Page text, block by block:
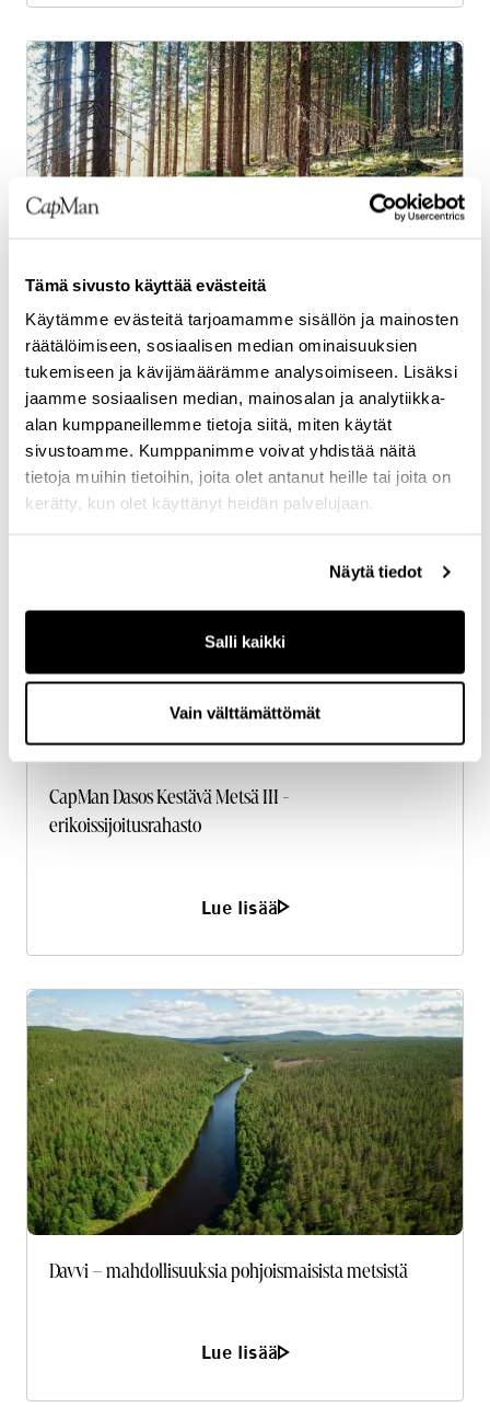
Tämä sivusto käyttää evästeitä
Käytämme evästeitä tarjoamamme sisällön ja mainosten
räätälöimiseen, sosiaalisen median ominaisuuksien
tukemiseen ja kävijämäärämme analysoimiseen. Lisäksi
jaamme sosiaalisen median, mainosalan ja analytiikka-
alan kumppaneillemme tietoja siitä, miten käytät
sivustoamme. Kumppanimme voivat yhdistää näitä
tietoja muihin tietoihin, joita olet antanut heille tai joita on
kerätty, kun olet käyttänyt heidän palvelujaan.
Näytä tiedot
Salli kaikki
Vain välttämättömät
CapMan Natural Capital myy metsäomaisuutta Inter
IKEA Groupille
Lue lisää
CapMan Dasos Kestävä Metsä III -
erikoissijoitusrahasto
Lue lisää
Davvi – mahdollisuuksia pohjoismaisista metsistä
Lue lisää